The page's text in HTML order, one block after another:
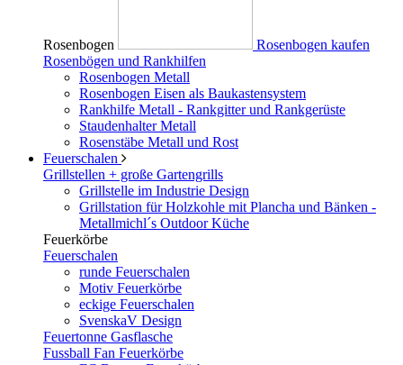
Rosenbogen
Rosenbogen kaufen
Rosenbögen und Rankhilfen
Rosenbogen Metall
Rosenbogen Eisen als Baukastensystem
Rankhilfe Metall - Rankgitter und Rankgerüste
Staudenhalter Metall
Rosenstäbe Metall und Rost
Feuerschalen
Grillstellen + große Gartengrills
Grillstelle im Industrie Design
Grillstation für Holzkohle mit Plancha und Bänken -
Metallmichl´s Outdoor Küche
Feuerkörbe
Feuerschalen
runde Feuerschalen
Motiv Feuerkörbe
eckige Feuerschalen
SvenskaV Design
Feuertonne Gasflasche
Fussball Fan Feuerkörbe